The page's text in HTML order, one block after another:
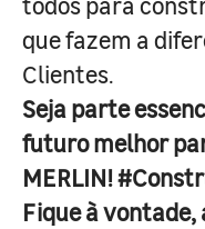
que fazem a
Clientes.
Seja parte
futuro melhor
MERLIN!
Fique à vontade,